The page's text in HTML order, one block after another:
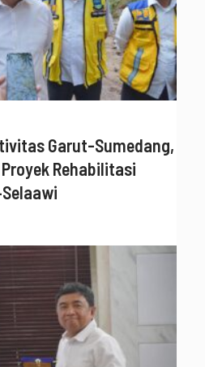
Garut-Sumedang,
Rehabilitasi